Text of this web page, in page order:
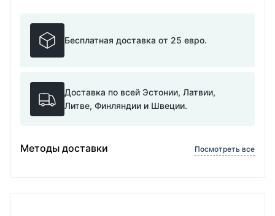
Бесплатная доставка от 25 евро.
Доставка по всей Эстонии, Латвии,
Литве, Финляндии и Швеции.
Методы доставки Посмотреть все